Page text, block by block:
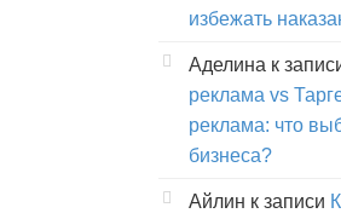
избежать
Аделина к
реклама vs
реклама: что
бизнеса?
Айлин к записи